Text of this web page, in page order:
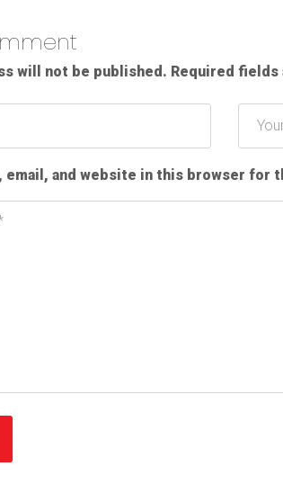
will not be published. Required fields
email, and website in this browser for